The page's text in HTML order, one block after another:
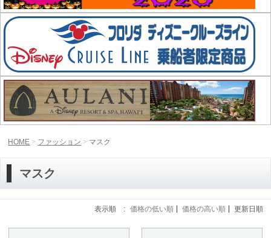
HOME ファッション マスク
マスク
表示順 : 価格の低い順 価格の高い順 更新日順